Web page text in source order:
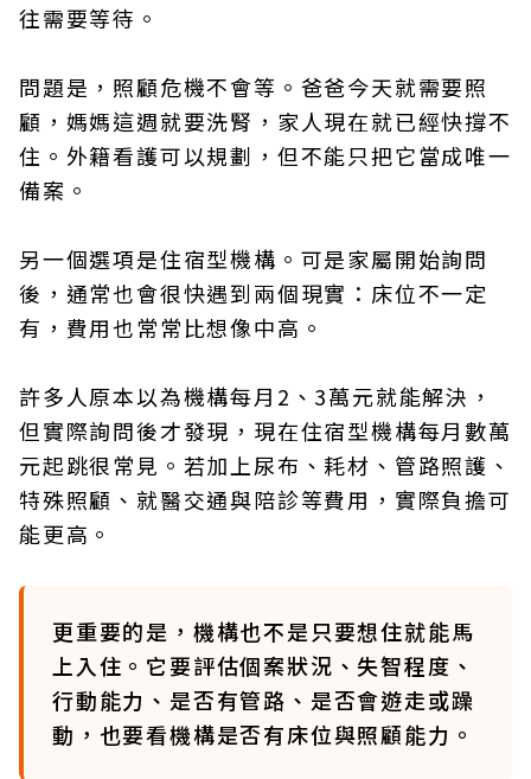
往需要等待。
問題是，照顧危機不會等。爸爸今天就需要照
顧，媽媽這週就要洗腎，家人現在就已經快撐不
住。外籍看護可以規劃，但不能只把它當成唯一
備案。
另一個選項是住宿型機構。可是家屬開始詢問
後，通常也會很快遇到兩個現實：床位不一定
有，費用也常常比想像中高。
許多人原本以為機構每月2、3萬元就能解決，
但實際詢問後才發現，現在住宿型機構每月數萬
元起跳很常見。若加上尿布、耗材、管路照護、
特殊照顧、就醫交通與陪診等費用，實際負擔可
能更高。
更重要的是，機構也不是只要想住就能馬
上入住。它要評估個案狀況、失智程度、
行動能力、是否有管路、是否會遊走或躁
動，也要看機構是否有床位與照顧能力。